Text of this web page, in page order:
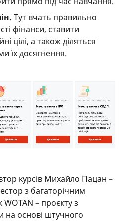
Тут вчать правильно
фінанси, ставити
цілі, а також діляться
їх досягнення.
курсів Михайло Пацан –
з багаторічним
WOTAN – проєкту з
на основі штучного